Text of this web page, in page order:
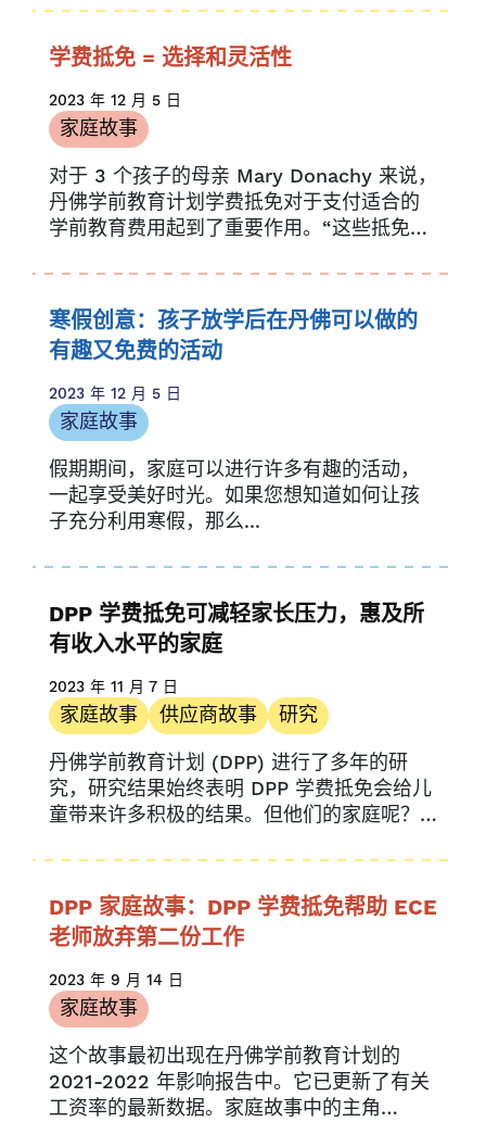
学费抵免 = 选择和灵活性
2023 年 12 月 5 日
家庭故事
对于 3 个孩子的母亲 Mary Donachy 来说，
丹佛学前教育计划学费抵免对于支付适合的
学前教育费用起到了重要作用。“这些抵免对
寒假创意：孩子放学后在丹佛可以做的
有趣又免费的活动
2023 年 12 月 5 日
家庭故事
假期期间，家庭可以进行许多有趣的活动，
一起享受美好时光。如果您想知道如何让孩
子充分利用寒假，那么...
DPP 学费抵免可减轻家长压力，惠及所
有收入水平的家庭
2023 年 11 月 7 日
家庭故事 供应商故事
研究
丹佛学前教育计划 (DPP) 进行了多年的研
究，研究结果始终表明 DPP 学费抵免会给儿
童带来许多积极的结果。但他们的家庭呢？
DPP 家庭故事：DPP 学费抵免帮助 ECE
老师放弃第二份工作
2023 年 9 月 14 日
家庭故事
这个故事最初出现在丹佛学前教育计划的
2021-2022 年影响报告中。它已更新了有关
工资率的最新数据。家庭故事中的主角